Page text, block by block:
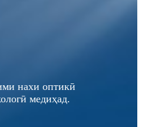
нахи оптикӣ
медиҳад.